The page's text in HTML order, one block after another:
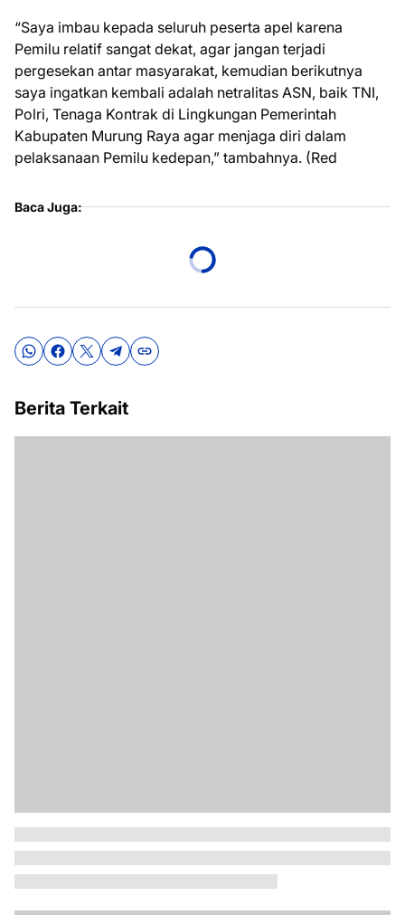
“Saya imbau kepada seluruh peserta apel karena
Pemilu relatif sangat dekat, agar jangan terjadi
pergesekan antar masyarakat, kemudian berikutnya
saya ingatkan kembali adalah netralitas ASN, baik TNI,
Polri, Tenaga Kontrak di Lingkungan Pemerintah
Kabupaten Murung Raya agar menjaga diri dalam
pelaksanaan Pemilu kedepan,” tambahnya. (Red
Baca Juga:
Berita Terkait